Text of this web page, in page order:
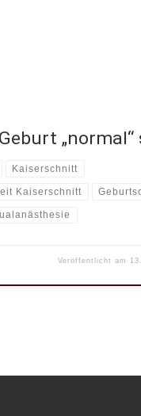
„normal“
Kaiserschnitt
Kaiserschnitt
Veröffentlicht am